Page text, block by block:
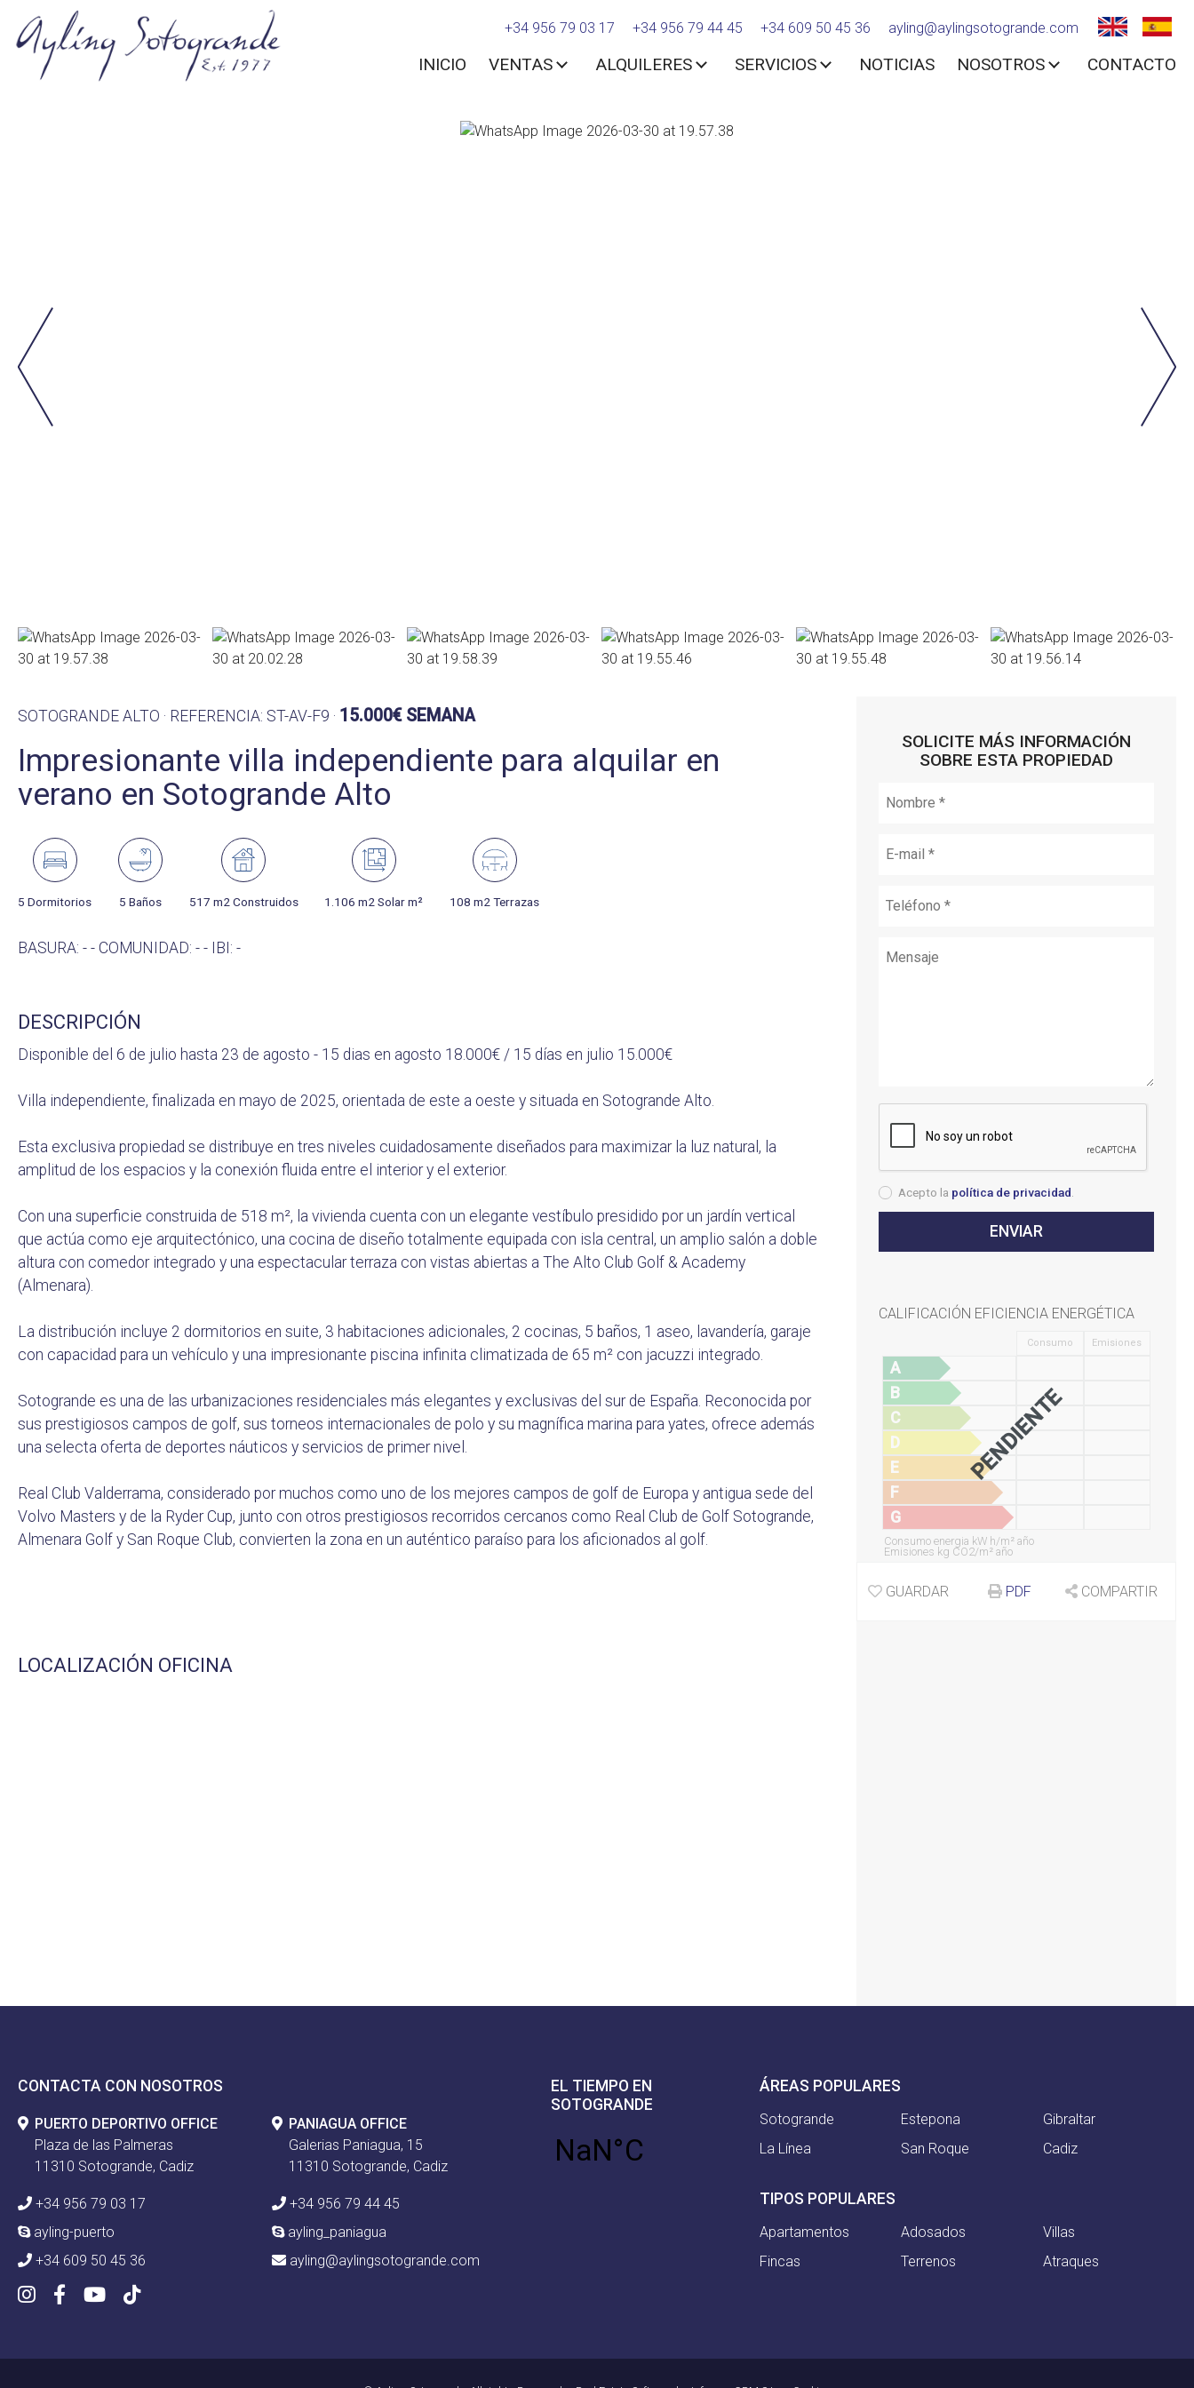
+34 956 79 03 17 +34 956 79 44 45 +34 609 50 45 36 ayling@aylingsotogrande.com
INICIO VENTAS ALQUILERES SERVICIOS NOTICIAS NOSOTROS CONTACTO
SOTOGRANDE ALTO · REFERENCIA: ST-AV-F9 · 15.000€ SEMANA
Impresionante villa independiente para alquilar en
verano en Sotogrande Alto
5 Dormitorios 5 Baños 517 m2 Construidos 1.106 m2 Solar m² 108 m2 Terrazas
BASURA: - - COMUNIDAD: - - IBI: -
DESCRIPCIÓN
Disponible del 6 de julio hasta 23 de agosto - 15 dias en agosto 18.000€ / 15 días en julio 15.000€
Villa independiente, finalizada en mayo de 2025, orientada de este a oeste y situada en Sotogrande Alto.
Esta exclusiva propiedad se distribuye en tres niveles cuidadosamente diseñados para maximizar la luz natural, la
amplitud de los espacios y la conexión fluida entre el interior y el exterior.
Con una superficie construida de 518 m², la vivienda cuenta con un elegante vestíbulo presidido por un jardín vertical
que actúa como eje arquitectónico, una cocina de diseño totalmente equipada con isla central, un amplio salón a doble
altura con comedor integrado y una espectacular terraza con vistas abiertas a The Alto Club Golf & Academy
(Almenara).
La distribución incluye 2 dormitorios en suite, 3 habitaciones adicionales, 2 cocinas, 5 baños, 1 aseo, lavandería, garaje
con capacidad para un vehículo y una impresionante piscina infinita climatizada de 65 m² con jacuzzi integrado.
Sotogrande es una de las urbanizaciones residenciales más elegantes y exclusivas del sur de España. Reconocida por
sus prestigiosos campos de golf, sus torneos internacionales de polo y su magnífica marina para yates, ofrece además
una selecta oferta de deportes náuticos y servicios de primer nivel.
Real Club Valderrama, considerado por muchos como uno de los mejores campos de golf de Europa y antigua sede del
Volvo Masters y de la Ryder Cup, junto con otros prestigiosos recorridos cercanos como Real Club de Golf Sotogrande,
Almenara Golf y San Roque Club, convierten la zona en un auténtico paraíso para los aficionados al golf.
LOCALIZACIÓN OFICINA
SOLICITE MÁS INFORMACIÓN
SOBRE ESTA PROPIEDAD
Acepto la política de privacidad
CALIFICACIÓN EFICIENCIA ENERGÉTICA
PENDIENTE
Consumo Emisiones
A
B
C
D
E
F
G
Consumo energia kW h/m² año
Emisiones kg CO2/m² año
GUARDAR PDF COMPARTIR
CONTACTA CON NOSOTROS
PUERTO DEPORTIVO OFFICE
Plaza de las Palmeras
11310 Sotogrande, Cadiz
+34 956 79 03 17
ayling-puerto
+34 609 50 45 36
PANIAGUA OFFICE
Galerias Paniagua, 15
11310 Sotogrande, Cadiz
+34 956 79 44 45
ayling_paniagua
ayling@aylingsotogrande.com
EL TIEMPO EN
SOTOGRANDE
ÁREAS POPULARES
Sotogrande Estepona
Gibraltar
La Línea
San Roque Cadiz
TIPOS POPULARES
Apartamentos Adosados
Villas
Fincas
Terrenos Atraques